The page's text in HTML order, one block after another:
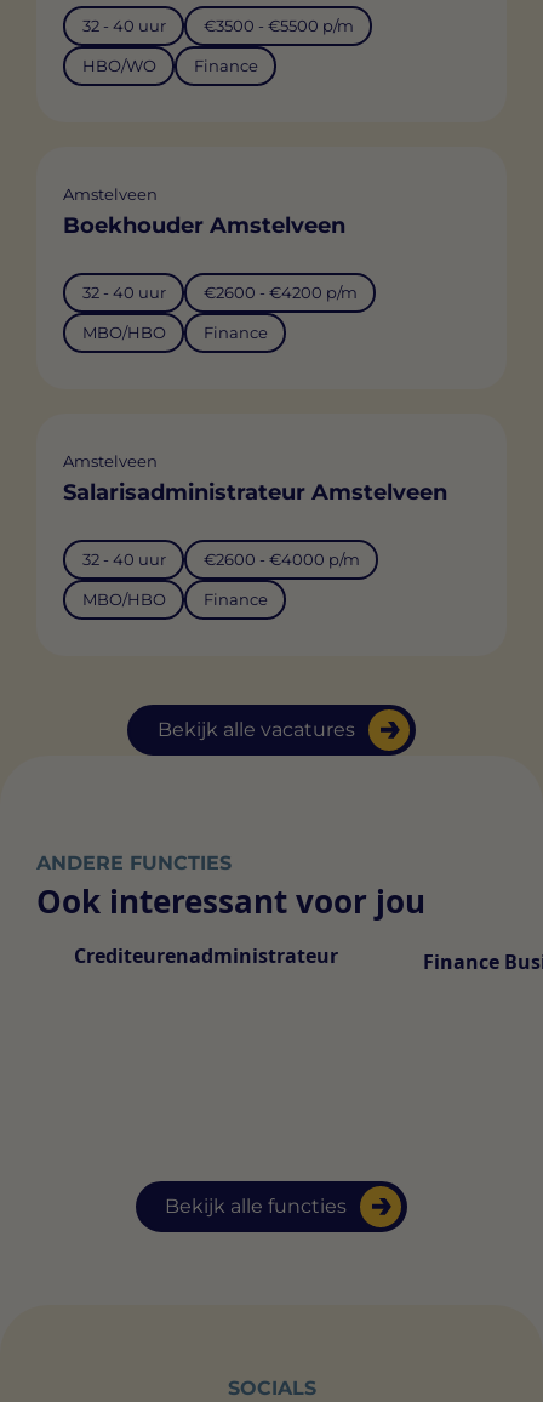
Bekijk alle vacatures
32 - 40 uur €3500 - €5500 p/m
HBO/WO Finance
Amstelveen
Boekhouder Amstelveen
32 - 40 uur €2600 - €4200 p/m
MBO/HBO Finance
Amstelveen
Salarisadministrateur Amstelveen
32 - 40 uur €2600 - €4000 p/m
MBO/HBO Finance
ANDERE FUNCTIES
Ook interessant voor jou
Bekijk alle functies
Crediteurenadministrateur Finance
SOCIALS